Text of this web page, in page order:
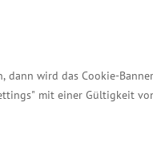
dann wird das Cookie-
mit einer Gültigkeit
und Downloads